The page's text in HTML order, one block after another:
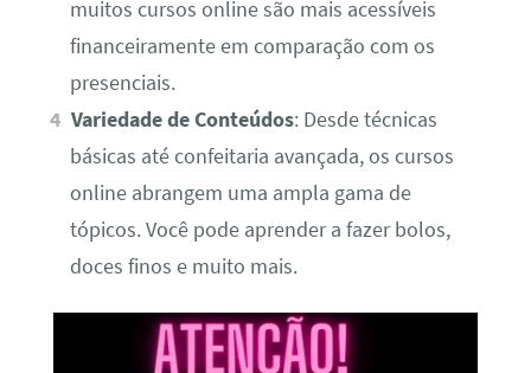
muitos cursos online são mais acessíveis
financeiramente em comparação com os
presenciais.
Variedade de Conteúdos: Desde técnicas
básicas até confeitaria avançada, os cursos
online abrangem uma ampla gama de
tópicos. Você pode aprender a fazer bolos,
doces finos e muito mais.